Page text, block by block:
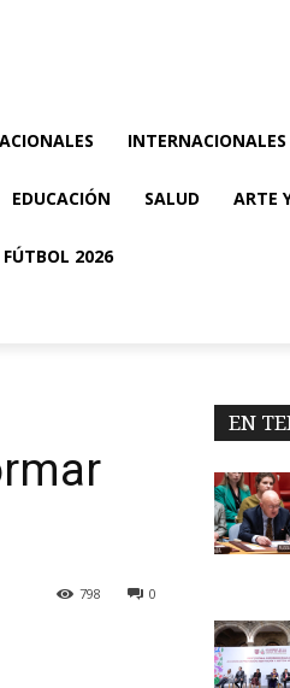
INTERNACIONALES
EDUCACIÓN SALUD ARTE
2026
0
798
EN